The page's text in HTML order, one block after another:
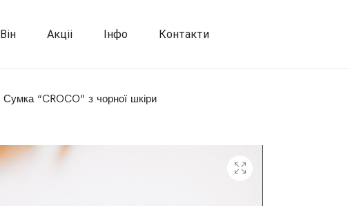
Він Акціі Інфо Контакти
Сумка “CROCO” з чорної шкіри